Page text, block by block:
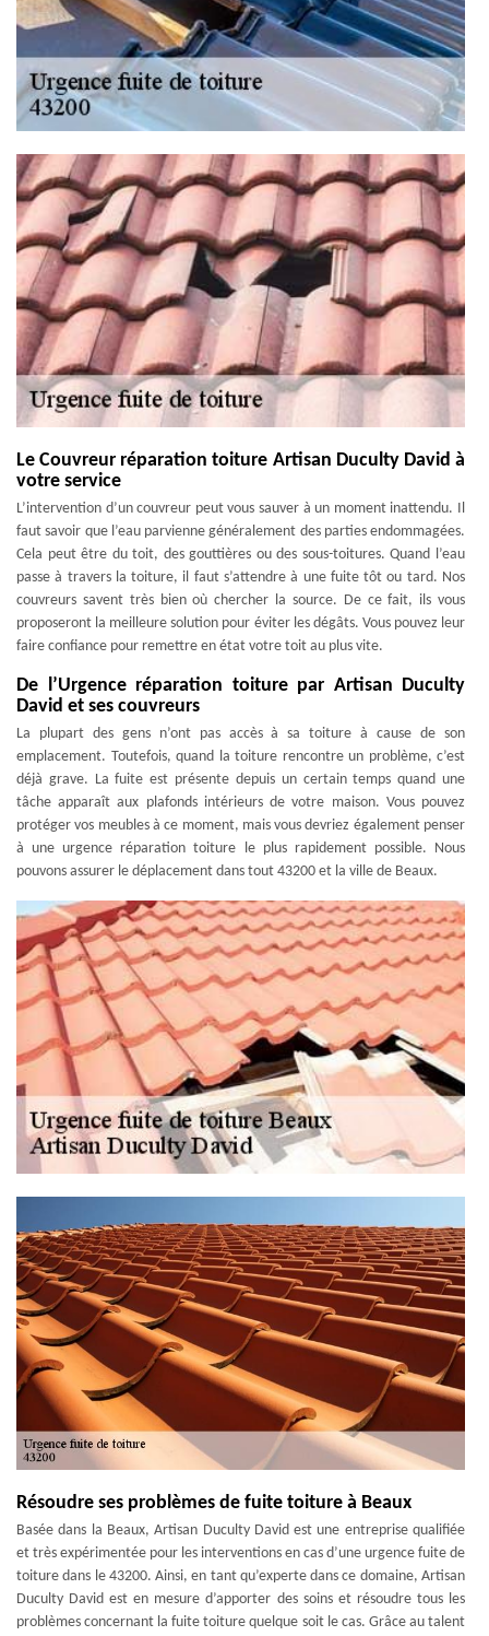
Le Couvreur réparation toiture Artisan Duculty David à
votre service
L’intervention d’un couvreur peut vous sauver à un moment inattendu. Il
faut savoir que l’eau parvienne généralement des parties endommagées.
Cela peut être du toit, des gouttières ou des sous-toitures. Quand l’eau
passe à travers la toiture, il faut s’attendre à une fuite tôt ou tard. Nos
couvreurs savent très bien où chercher la source. De ce fait, ils vous
proposeront la meilleure solution pour éviter les dégâts. Vous pouvez leur
faire confiance pour remettre en état votre toit au plus vite.
De l’Urgence réparation toiture par Artisan Duculty
David et ses couvreurs
La plupart des gens n’ont pas accès à sa toiture à cause de son
emplacement. Toutefois, quand la toiture rencontre un problème, c’est
déjà grave. La fuite est présente depuis un certain temps quand une
tâche apparaît aux plafonds intérieurs de votre maison. Vous pouvez
protéger vos meubles à ce moment, mais vous devriez également penser
à une urgence réparation toiture le plus rapidement possible. Nous
pouvons assurer le déplacement dans tout 43200 et la ville de Beaux.
Résoudre ses problèmes de fuite toiture à Beaux
Basée dans la Beaux, Artisan Duculty David est une entreprise qualifiée
et très expérimentée pour les interventions en cas d’une urgence fuite de
toiture dans le 43200. Ainsi, en tant qu’experte dans ce domaine, Artisan
Duculty David est en mesure d’apporter des soins et résoudre tous les
problèmes concernant la fuite toiture quelque soit le cas. Grâce au talent